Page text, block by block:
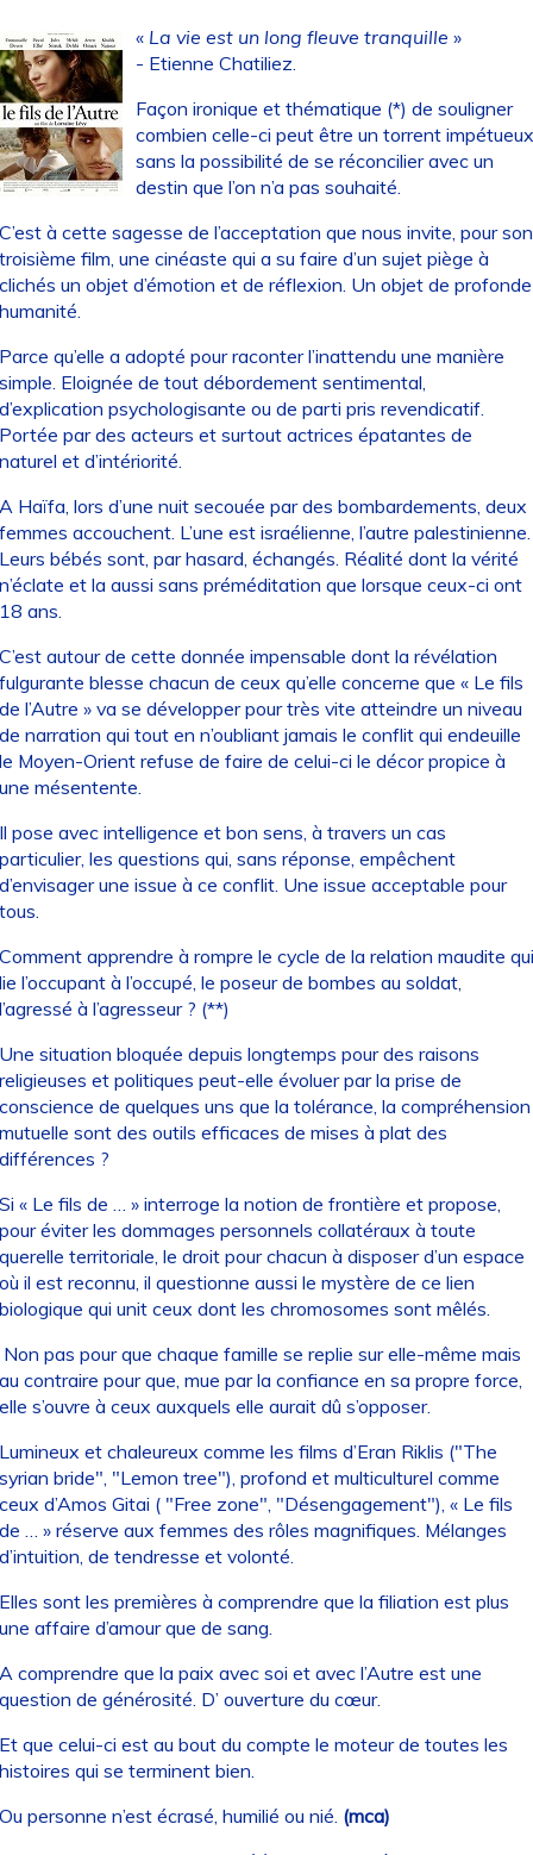
« La vie est un long fleuve tranquille »
- Etienne Chatiliez.
Façon ironique et thématique (*) de souligner
combien celle-ci peut être un torrent
sans la possibilité de se réconcilier avec un
destin que l’on n’a pas souhaité.
à cette sagesse de l’acceptation que nous invite, pour son
film, une cinéaste qui a su faire d’un sujet piège à
un objet d’émotion et de réflexion. Un objet de profonde
qu’elle a adopté pour raconter l’inattendu une manière
Eloignée de tout débordement sentimental,
psychologisante ou de parti pris revendicatif.
par des acteurs et surtout actrices épatantes de
et d’intériorité.
Haïfa, lors d’une nuit secouée par des bombardements, deux
accouchent. L’une est israélienne, l’autre palestinienne.
bébés sont, par hasard, échangés. Réalité dont la vérité
et la aussi sans préméditation que lorsque ceux-ci ont
ans.
autour de cette donnée impensable dont la révélation
blesse chacun de ceux qu’elle concerne que « Le fils
l’Autre » va se développer pour très vite atteindre un niveau
narration qui tout en n’oubliant jamais le conflit qui endeuille
Moyen-Orient refuse de faire de celui-ci le décor propice à
mésentente.
pose avec intelligence et bon sens, à travers un cas
les questions qui, sans réponse, empêchent
une issue à ce conflit. Une issue acceptable pour
apprendre à rompre le cycle de la relation maudite qui
l’occupant à l’occupé, le poseur de bombes au soldat,
à l’agresseur ? (**)
situation bloquée depuis longtemps pour des raisons
et politiques peut-elle évoluer par la prise de
de quelques uns que la tolérance, la compréhension
sont des outils efficaces de mises à plat des
?
« Le fils de … » interroge la notion de frontière et propose,
éviter les dommages personnels collatéraux à toute
territoriale, le droit pour chacun à disposer d’un espace
il est reconnu, il questionne aussi le mystère de ce lien
qui unit ceux dont les chromosomes sont mêlés.
pas pour que chaque famille se replie sur elle-même mais
contraire pour que, mue par la confiance en sa propre force,
s’ouvre à ceux auxquels elle aurait dû s’opposer.
et chaleureux comme les films d’Eran Riklis ("The
bride", "Lemon tree"), profond et multiculturel comme
d’Amos Gitai ( "Free zone", "Désengagement"), « Le fils
… » réserve aux femmes des rôles magnifiques. Mélanges
de tendresse et volonté.
sont les premières à comprendre que la filiation est plus
affaire d’amour que de sang.
comprendre que la paix avec soi et avec l’Autre est une
de générosité. D’ ouverture du cœur.
que celui-ci est au bout du compte le moteur de toutes les
qui se terminent bien.
personne n’est écrasé, humilié ou nié. (mca)